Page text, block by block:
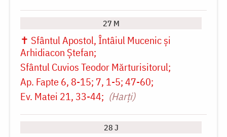
27 M
✝ Sfântul Apostol, Întâiul Mucenic și
Arhidiacon Ștefan
Sfântul Cuvios Teodor Mărturisitorul
Ap. Fapte 6, 8-15; 7, 1-5; 47-60
Ev. Matei 21, 33-44
(Harți)
28 J